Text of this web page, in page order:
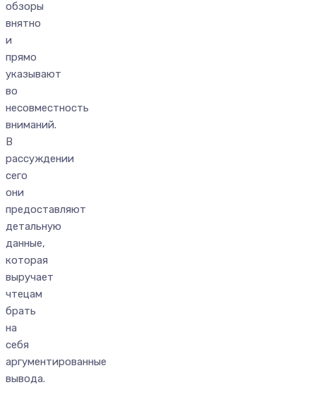
обзоры
внятно
и
прямо
указывают
во
несовместность
вниманий.
В
рассуждении
сего
они
предоставляют
детальную
данные,
которая
выручает
чтецам
брать
на
себя
аргументированные
вывода.